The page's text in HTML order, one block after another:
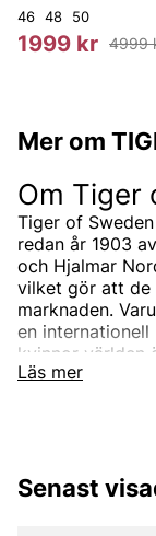
46 48 50
1999 kr 4999
Mer om
Läs mer
Om Tiger
Tiger of
redan år 1903
och Hjalmar
vilket gör att de
marknaden.
en
kvinnor världen
Swedens
tidlöst och
Senast